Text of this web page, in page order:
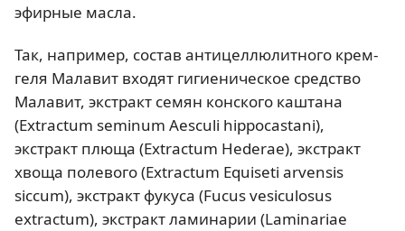
эфирные масла.
Так, например, состав антицеллюлитного крем-
геля Малавит входят гигиеническое средство
Малавит, экстракт семян конского каштана
(Extractum seminum Aesculi hippocastani),
экстракт плюща (Extractum Hederae), экстракт
хвоща полевого (Extractum Equiseti arvensis
siccum), экстракт фукуса (Fucus vesiculosus
extractum), экстракт ламинарии (Laminariae